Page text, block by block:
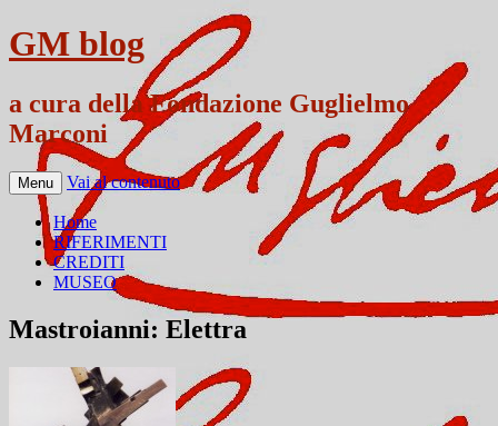
GM blog
a cura della Fondazione Guglielmo
Marconi
Menu Vai al contenuto
Home
RIFERIMENTI
CREDITI
MUSEO
Mastroianni: Elettra